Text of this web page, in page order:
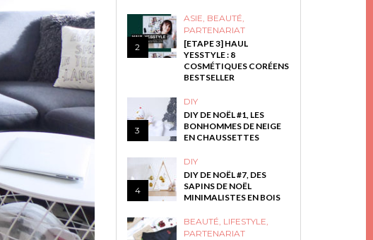
2
ASIE BEAUTÉ
PARTENARIAT
[ETAPE 3] HAUL
YESSTYLE : 8
COSMÉTIQUES CORÉENS
BESTSELLER
3
DIY
DIY DE NOËL #1, LES
BONHOMMES DE NEIGE
EN CHAUSSETTES
4
DIY
DIY DE NOËL #7, DES
SAPINS DE NOËL
MINIMALISTES EN BOIS
BEAUTÉ LIFESTYLE
PARTENARIAT